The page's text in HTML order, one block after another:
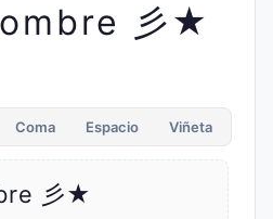
彡★
Coma Espacio Viñeta
彡★